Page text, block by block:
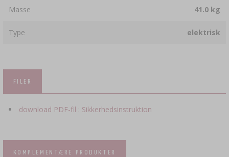
Masse 41.0 kg
Type elektrisk
FILER
download PDF-fil : Sikkerhedsinstruktion
KOMPLEMENTÆRE PRODUKTER